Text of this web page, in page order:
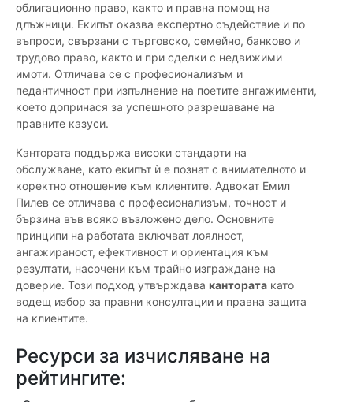
облигационно право, както и правна помощ на
длъжници. Екипът оказва експертно съдействие и по
въпроси, свързани с търговско, семейно, банково и
трудово право, както и при сделки с недвижими
имоти. Отличава се с професионализъм и
педантичност при изпълнение на поетите ангажименти,
което допринася за успешното разрешаване на
правните казуси.
Кантората поддържа високи стандарти на
обслужване, като екипът ѝ е познат с внимателното и
коректно отношение към клиентите. Адвокат Емил
Пилев се отличава с професионализъм, точност и
бързина във всяко възложено дело. Основните
принципи на работата включват лоялност,
ангажираност, ефективност и ориентация към
резултати, насочени към трайно изграждане на
доверие. Този подход утвърждава кантората като
водещ избор за правни консултации и правна защита
на клиентите.
Ресурси за изчисляване на
рейтингите: